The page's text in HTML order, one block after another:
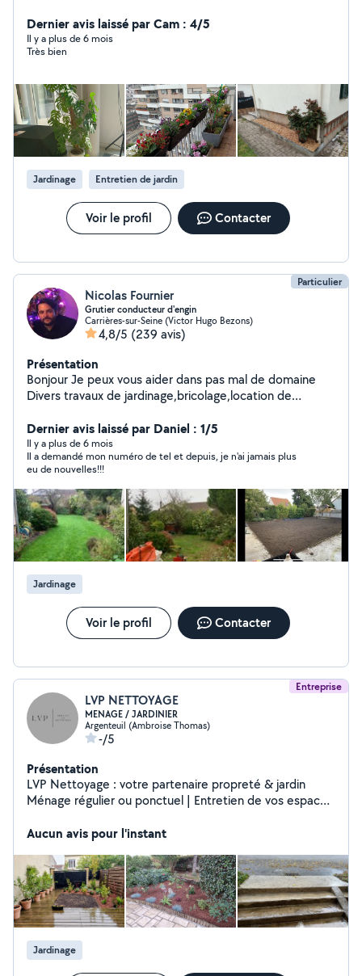
Dernier avis laissé par Cam : 4/5
Il y a plus de 6 mois
Très bien
Jardinage Entretien de jardin
Voir le profil Contacter
Particulier
Nicolas Fournier
Grutier conducteur d'engin
Carrières-sur-Seine (Victor Hugo Bezons)
4,8/5 (239 avis)
Présentation
Bonjour Je peux vous aider dans pas mal de domaine
Divers travaux de jardinage,bricolage,location de
gravats, montage de meubles... Je suis outillé et
véhiculé et peux me deplacer dans dans l IDF +
Dernier avis laissé par Daniel : 1/5
Il y a plus de 6 mois
Il a demandé mon numéro de tel et depuis, je n'ai jamais plus
eu de nouvelles!!!
Jardinage
Voir le profil Contacter
Entreprise
LVP NETTOYAGE
MENAGE / JARDINIER
Argenteuil (Ambroise Thomas)
-/5
Présentation
LVP Nettoyage : votre partenaire propreté & jardin
Ménage régulier ou ponctuel | Entretien de vos espaces
Aucun avis pour l'instant
Jardinage